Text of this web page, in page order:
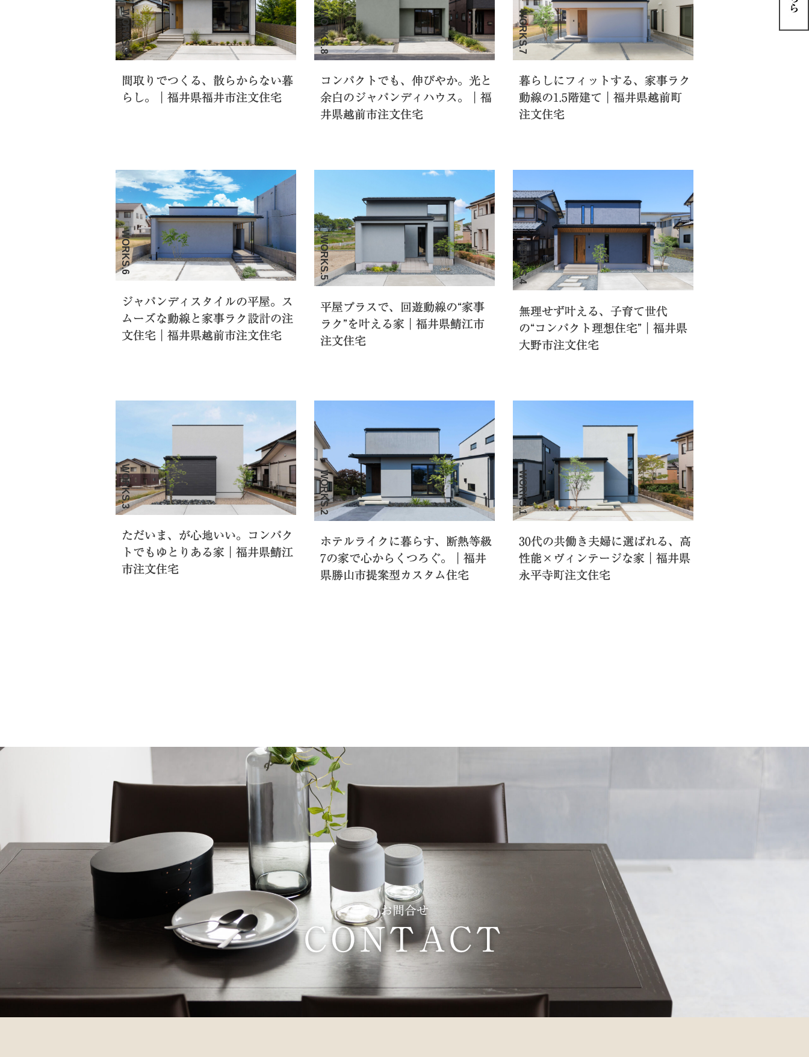
WORKS.9
間取りでつくる、散らからない暮
らし。｜福井県福井市注文住宅
WORKS.8
コンパクトでも、伸びやか。光と
余白のジャパンディハウス。｜福
井県越前市注文住宅
WORKS.7
暮らしにフィットする、家事ラク
動線の1.5階建て｜福井県越前町
注文住宅
WORKS.6
ジャパンディスタイルの平屋。ス
ムーズな動線と家事ラク設計の注
文住宅｜福井県越前市注文住宅
WORKS.5
平屋プラスで、回遊動線の“家事
ラク”を叶える家｜福井県鯖江市
注文住宅
WORKS.4
無理せず叶える、子育て世代
の“コンパクト理想住宅”｜福井県
大野市注文住宅
WORKS.3
ただいま、が心地いい。コンパク
トでもゆとりある家｜福井県鯖江
市注文住宅
WORKS.2
ホテルライクに暮らす、断熱等級
7の家で心からくつろぐ。｜福井
県勝山市提案型カスタム住宅
WORKS.1
30代の共働き夫婦に選ばれる、高
性能×ヴィンテージな家｜福井県
永平寺町注文住宅
お問合せ
CONTACT